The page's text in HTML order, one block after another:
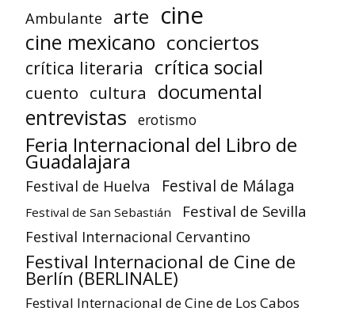
Ambulante arte cine
cine mexicano conciertos
crítica literaria crítica social
cuento cultura documental
entrevistas erotismo
Feria Internacional del Libro de
Guadalajara
Festival de Huelva Festival de Málaga
Festival de San Sebastián Festival de Sevilla
Festival Internacional Cervantino
Festival Internacional de Cine de
Berlín (BERLINALE)
Festival Internacional de Cine de Los Cabos